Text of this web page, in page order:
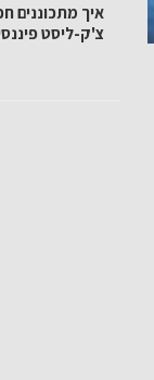
איך מתכוננים
צ'ק-ליסט